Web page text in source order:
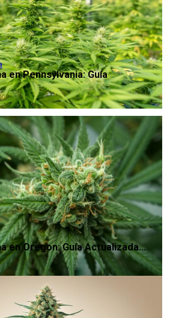
en Pennsylvania: Guía
en Oregon: Guía Actualizada...